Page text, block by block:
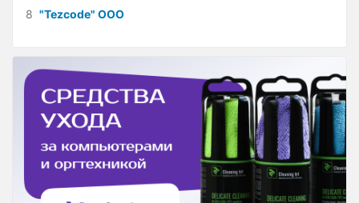
8 "Tezcode" ООО